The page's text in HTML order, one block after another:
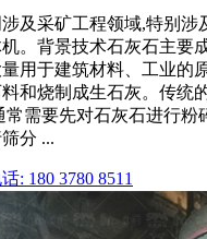
及采矿工程领域,特别涉
。背景技术石灰石主要
用于建筑材料、工业的
和烧制成生石灰。传统
常需要先对石灰石进行粉
分 ...
: 180 3780 8511